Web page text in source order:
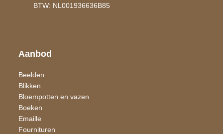
BTW: NL001936636B85
Aanbod
Beelden
Blikken
Bloempotten en vazen
Boeken
Emaille
Fournituren